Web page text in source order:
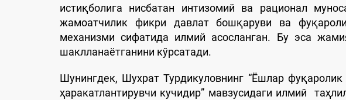
истиқболига нисбатан интизомий ва рационал
жамоатчилик фикри давлат бошқаруви ва
механизми сифатида илмий асосланган. Бу эса
шаклланаётганини кўрсатади.
Шунингдек, Шухрат Турдикуловнинг “Ёшлар
ҳаракатлантирувчи кучидир” мавзусидаги илмий